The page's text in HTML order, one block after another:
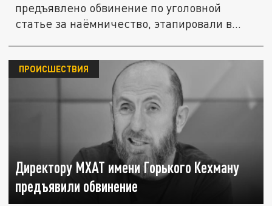
предъявлено обвинение по уголовной
статье за наёмничество, этапировали в...
Директору МХАТ имени Горького Кехману
предъявили обвинение
ПРОИСШЕСТВИЯ